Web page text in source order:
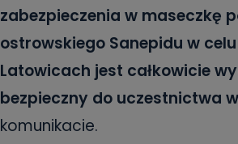
zabezpieczenia w maseczkę
ostrowskiego Sanepidu w
Latowicach jest całkowicie
bezpieczny do uczestnictwa
komunikacie.